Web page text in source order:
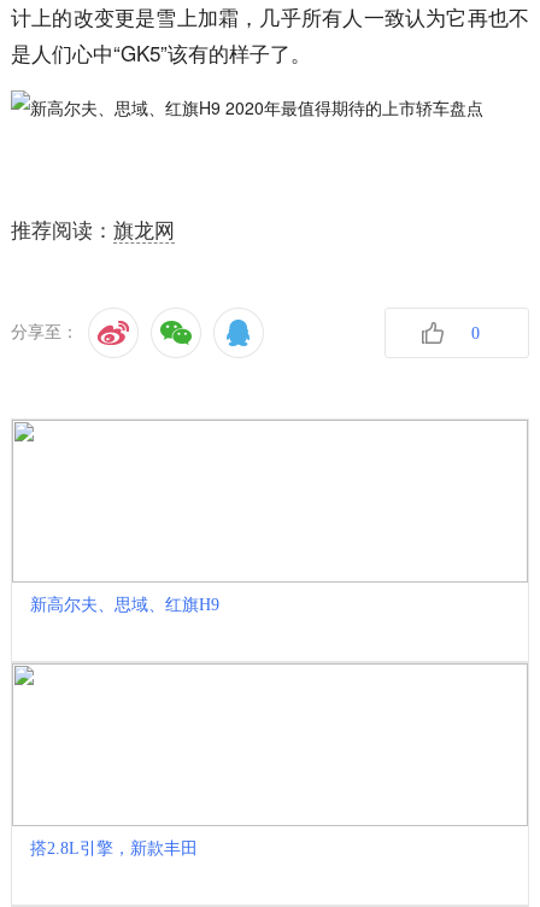
计上的改变更是雪上加霜，几乎所有人一致认为它再也不
是人们心中“GK5”该有的样子了。
推荐阅读： 旗龙网
分享至： 0
新高尔夫、思域、红旗H9
搭2.8L引擎，新款丰田